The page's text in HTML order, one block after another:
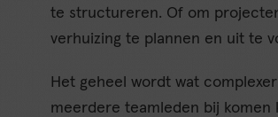
te structureren. Of om
verhuizing te plannen en uit te
Het geheel wordt wat
meerdere teamleden bij komen